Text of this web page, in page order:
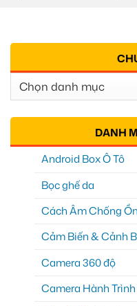
Chuyên
Mục
DANH
Android Box Ô Tô
Bọc ghế da
Cách Âm Chống
Cảm Biến & Cảnh
Camera 360 độ
Camera Hành Trình